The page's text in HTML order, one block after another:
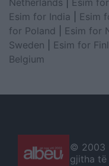
Netherlands
Esim
Esim for India
Esim
for Poland
Esim for
Sweden
Esim for
Belgium
© 2003
gjitha të